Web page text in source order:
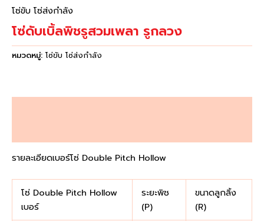
โซ่ขับ โซ่ส่งกำลัง
โซ่ดับเบิ้ลพิชรูสวมเพลา รูกลวง
หมวดหมู่: โซ่ขับ โซ่ส่งกำลัง
รายละเอียดเบอร์โซ่ Double Pitch Hollow
โซ่ Double Pitch Hollow
เบอร์
ระยะพิช
(P)
ขนาดลูกลิ้ง
(R)